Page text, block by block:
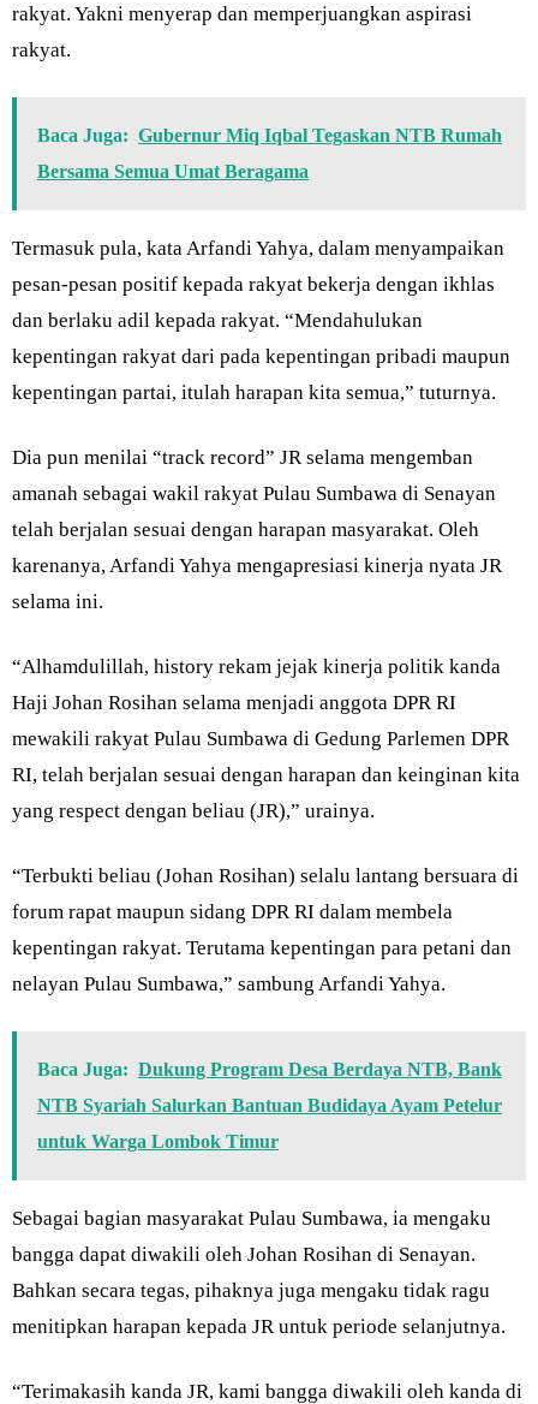
rakyat. Yakni menyerap dan memperjuangkan aspirasi
rakyat.
Baca Juga: Gubernur Miq Iqbal Tegaskan NTB Rumah
Bersama Semua Umat Beragama
Termasuk pula, kata Arfandi Yahya, dalam menyampaikan
pesan-pesan positif kepada rakyat bekerja dengan ikhlas
dan berlaku adil kepada rakyat. “Mendahulukan
kepentingan rakyat dari pada kepentingan pribadi maupun
kepentingan partai, itulah harapan kita semua,” tuturnya.
Dia pun menilai “track record” JR selama mengemban
amanah sebagai wakil rakyat Pulau Sumbawa di Senayan
telah berjalan sesuai dengan harapan masyarakat. Oleh
karenanya, Arfandi Yahya mengapresiasi kinerja nyata JR
selama ini.
“Alhamdulillah, history rekam jejak kinerja politik kanda
Haji Johan Rosihan selama menjadi anggota DPR RI
mewakili rakyat Pulau Sumbawa di Gedung Parlemen DPR
RI, telah berjalan sesuai dengan harapan dan keinginan kita
yang respect dengan beliau (JR),” urainya.
“Terbukti beliau (Johan Rosihan) selalu lantang bersuara di
forum rapat maupun sidang DPR RI dalam membela
kepentingan rakyat. Terutama kepentingan para petani dan
nelayan Pulau Sumbawa,” sambung Arfandi Yahya.
Baca Juga: Dukung Program Desa Berdaya NTB, Bank
NTB Syariah Salurkan Bantuan Budidaya Ayam Petelur
untuk Warga Lombok Timur
Sebagai bagian masyarakat Pulau Sumbawa, ia mengaku
bangga dapat diwakili oleh Johan Rosihan di Senayan.
Bahkan secara tegas, pihaknya juga mengaku tidak ragu
menitipkan harapan kepada JR untuk periode selanjutnya.
“Terimakasih kanda JR, kami bangga diwakili oleh kanda di